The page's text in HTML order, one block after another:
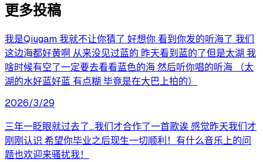
更多投稿
我是Qiugam 我就不让你猜了 好想你 看到你发的听海了 我们
这边海都好黄啊 从来没见过蓝的 昨天看到蓝的了但是太湖 我
啥时候有空了一定要去看看蓝色的海 然后听你唱的听海 （太
湖的水好蓝好蓝 有点糊 毕竟是在大巴上拍的）
2026/3/29
三年一眨眼就过去了…我们才合作了一首歌诶 感觉昨天我们才
刚刚认识 希望你毕业之后现生一切顺利！有什么音乐上的问
题也欢迎来骚扰我！